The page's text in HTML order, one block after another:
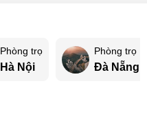
Phòng trọ
Hà Nội
Phòng trọ
Đà Nẵng